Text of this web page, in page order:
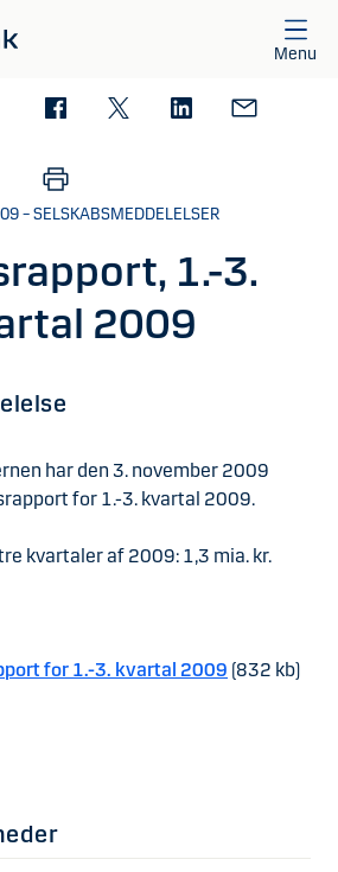
Menu
– SELSKABSMEDDELELSER
1.-3.
2009
har den 3. november 2009
for 1.-3. kvartal 2009.
kvartaler af 2009: 1,3 mia. kr.
for 1.-3. kvartal 2009 (832 kb)